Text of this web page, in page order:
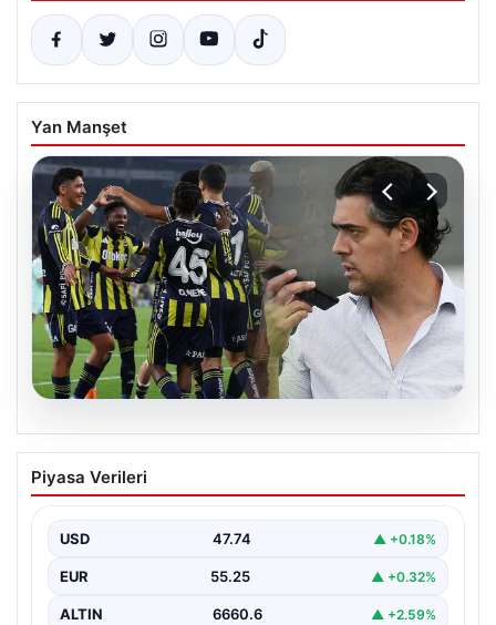
Yan Manşet
06.08.2026
Atletico Mineiro’dan Fenerbahçe’nin
orta sahasına sürpriz ilgi: Paulo Bracks
Atletico Mineiro cephesinden Fenerbahçe'nin orta saha
Piyasa Verileri
USD 47.74 ▲ +0.18%
EUR 55.25 ▲ +0.32%
ALTIN 6660.6 ▲ +2.59%